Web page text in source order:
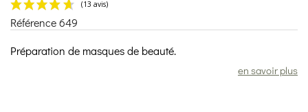
Référence649
Préparation de masques de beauté.
en savoir plus